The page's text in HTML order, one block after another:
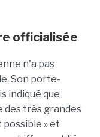
officialisée
n'a pas
Son porte-
indiqué que
des très grandes
» et